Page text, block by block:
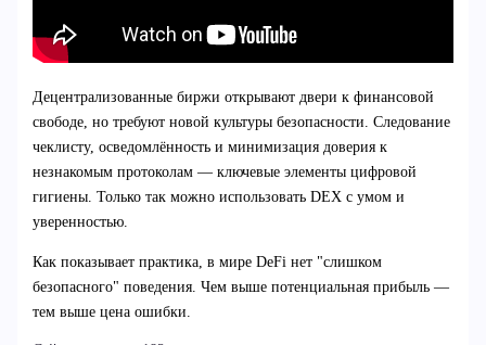
Децентрализованные биржи открывают двери к финансовой
свободе, но требуют новой культуры безопасности. Следование
чеклисту, осведомлённость и минимизация доверия к
незнакомым протоколам — ключевые элементы цифровой
гигиены. Только так можно использовать DEX с умом и
уверенностью.
Как показывает практика, в мире DeFi нет "слишком
безопасного" поведения. Чем выше потенциальная прибыль —
тем выше цена ошибки.